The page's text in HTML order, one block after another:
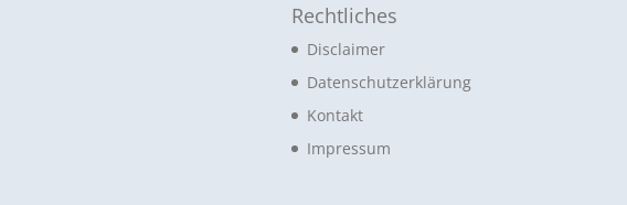
Rechtliches
Disclaimer
Datenschutzerklärung
Kontakt
Impressum